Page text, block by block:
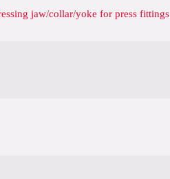
jaw/collar/yoke for press fittings